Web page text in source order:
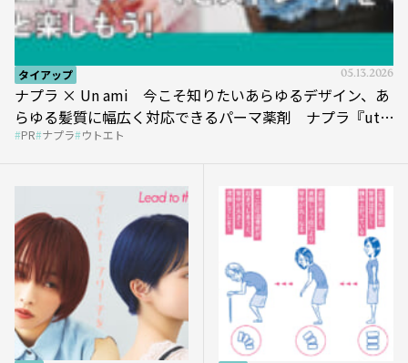
タイアップ 05.13.2026
ナプラ × Un ami 今こそ知りたいあらゆるデザイン、あ
らゆる髪質に幅広く対応できるパーマ薬剤 ナプラ『ut-
et』
PR ナプラ ウトエト